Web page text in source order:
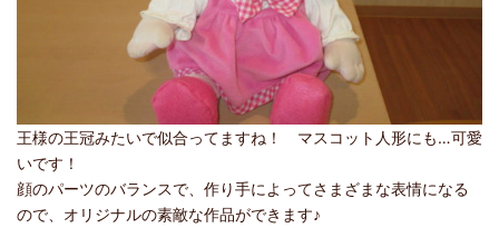
王様の王冠みたいで似合ってますね！ マスコット人形にも…可愛
いです！
顔のパーツのバランスで、作り手によってさまざまな表情になる
ので、オリジナルの素敵な作品ができます♪